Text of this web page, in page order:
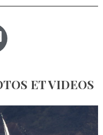
ET VIDEOS